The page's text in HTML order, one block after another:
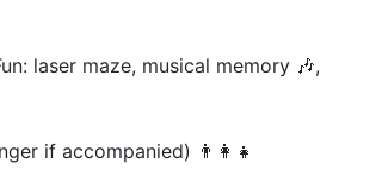
laser maze, musical memory 🎶,
if accompanied) 👨👩👧